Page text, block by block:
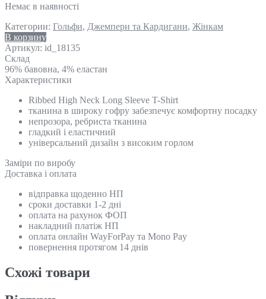
Немає в наявності
Категории: Гольфи, Джемпери та Кардигани, Жінкам
В корзину
Артикул: id_18135
Склад
96% бавовна, 4% еластан
Характеристики
Ribbed High Neck Long Sleeve T-Shirt
тканина в широку гофру забезпечує комфортну посадку
непрозора, ребриста тканина
гладкий і еластичний
універсальний дизайн з високим горлом
Замiри по виробу
Доставка і оплата
відправка щоденно НП
сроки доставки 1-2 дні
оплата на рахунок ФОП
накладний платіж НП
оплата онлайн WayForPay та Mono Pay
повернення протягом 14 днів
Схожi товари